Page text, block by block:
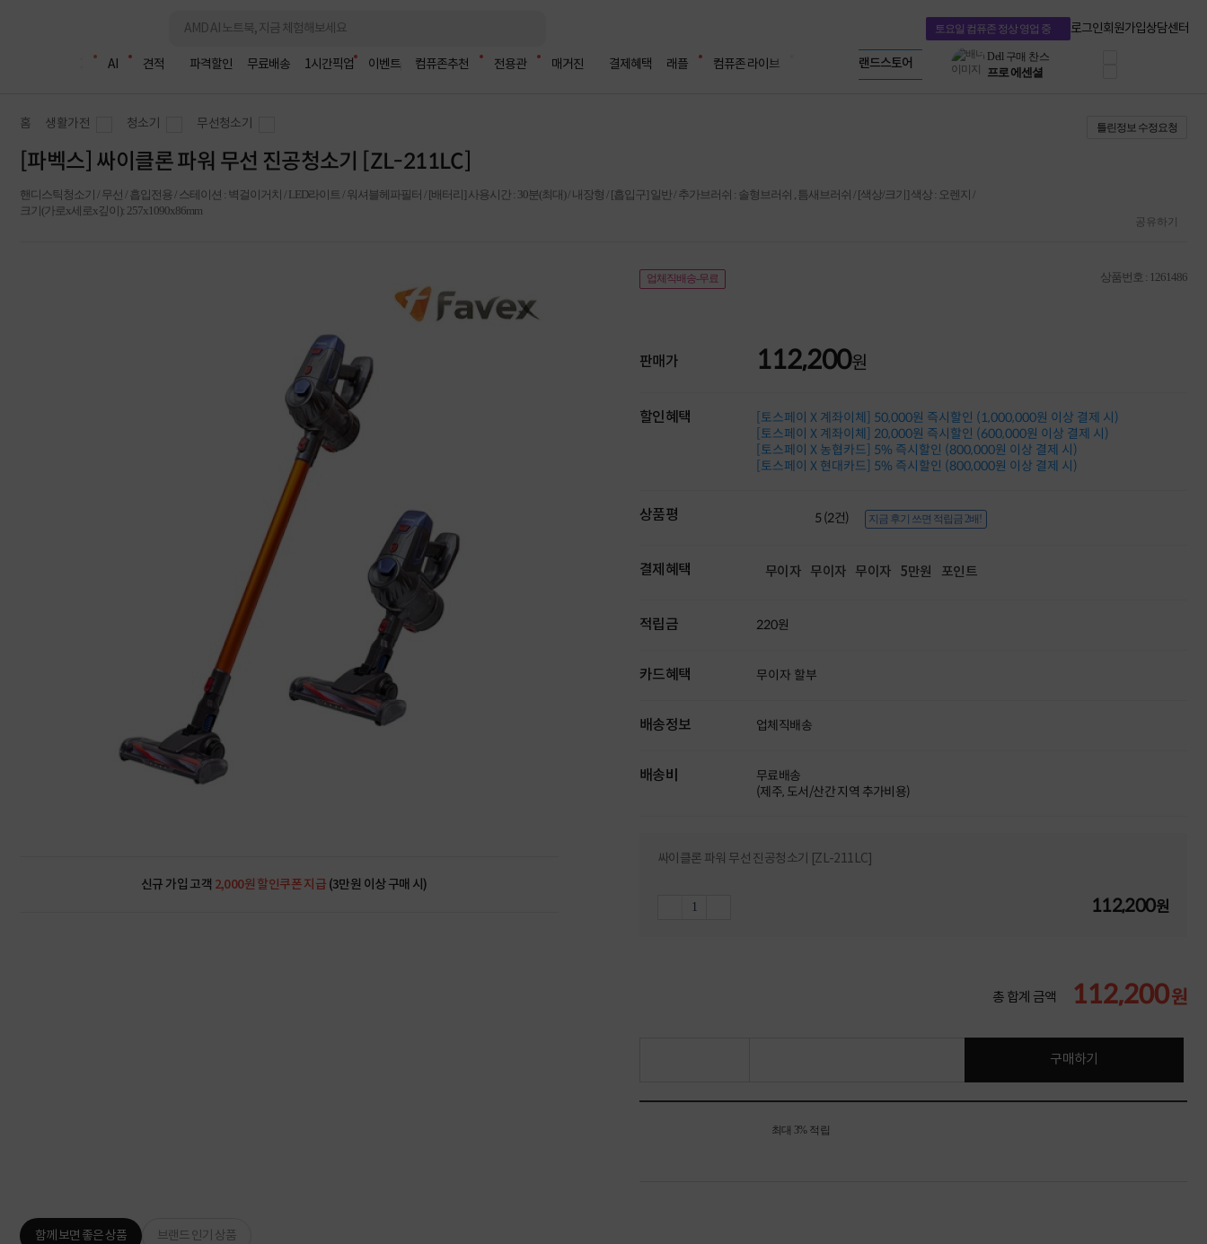
토요일 컴퓨존 정상 영업 중 로그인회원가입상담센터
AI 견적 파격할인 무료배송 1시간픽업 이벤트 컴퓨존추천 전용관 매거진 결제혜택 래플 컴퓨존 라이브
LG gram & 브랜드스토어
Microsoft 브랜드스토어
Dell 구매 찬스
프로 에센셜
타협 없는 게이밍
HP OMEN
적립금 3% 페이백
시스코 스위칭허브
누적 금액 별
적립금 페이백!
홈 생활가전 청소기 무선청소기 틀린정보 수정요청
[파벡스] 싸이클론 파워 무선 진공청소기 [ZL-211LC]
핸디스틱청소기 / 무선 / 흡입전용 / 스테이션 : 벽걸이거치 / LED라이트 / 워셔블헤파필터 / [배터리] 사용시간 : 30분(최대) / 내장형 / [흡입구] 일반 / 추가브러쉬 : 솔형브러쉬 , 틈새브러쉬 / [색상/크기] 색상 : 오렌지 /
크기(가로x세로x깊이): 257x1090x86mm
공유하기
신규 가입 고객 2,000원 할인쿠폰 지급 (3만원 이상 구매 시)
업체직배송-무료 상품번호 : 1261486
판매가 112,200원
할인혜택
[토스페이 X 계좌이체] 50,000원 즉시할인 (1,000,000원 이상 결제 시)
[토스페이 X 계좌이체] 20,000원 즉시할인 (600,000원 이상 결제 시)
[토스페이 X 농협카드] 5% 즉시할인 (800,000원 이상 결제 시)
[토스페이 X 현대카드] 5% 즉시할인 (800,000원 이상 결제 시)
상품평 5 (2건) 지금 후기 쓰면 적립금 2배!
결제혜택 무이자 무이자 무이자 5만원 포인트
적립금 220원
카드혜택 무이자 할부
배송정보 업체직배송
배송비
무료배송
(제주, 도서/산간 지역 추가비용)
싸이클론 파워 무선 진공청소기 [ZL-211LC]
112,200원
총 합계 금액 112,200원
구매하기
최대 3% 적립
함께 보면 좋은 상품 브랜드 인기 상품